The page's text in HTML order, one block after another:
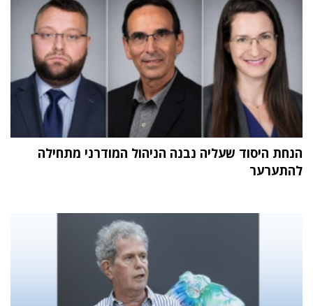
הנחת היסוד שעליה נבנה הניהול המודרני מתחילה
להתערער